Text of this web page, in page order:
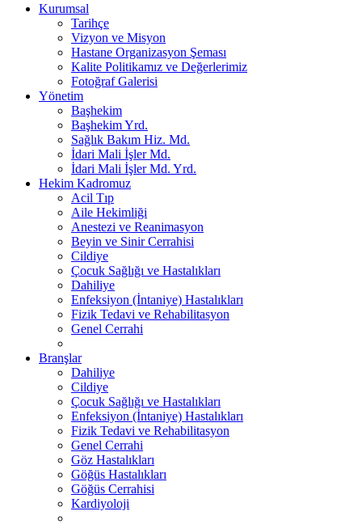
Kurumsal
Tarihçe
Vizyon ve Misyon
Hastane Organizasyon Şeması
Kalite Politikamız ve Değerlerimiz
Fotoğraf Galerisi
Yönetim
Başhekim
Başhekim Yrd.
Sağlık Bakım Hiz. Md.
İdari Mali İşler Md.
İdari Mali İşler Md. Yrd.
Hekim Kadromuz
Acil Tıp
Aile Hekimliği
Anestezi ve Reanimasyon
Beyin ve Sinir Cerrahisi
Cildiye
Çocuk Sağlığı ve Hastalıkları
Dahiliye
Enfeksiyon (İntaniye) Hastalıkları
Fizik Tedavi ve Rehabilitasyon
Genel Cerrahi
Branşlar
Dahiliye
Cildiye
Çocuk Sağlığı ve Hastalıkları
Enfeksiyon (İntaniye) Hastalıkları
Fizik Tedavi ve Rehabilitasyon
Genel Cerrahi
Göz Hastalıkları
Göğüs Hastalıkları
Göğüs Cerrahisi
Kardiyoloji